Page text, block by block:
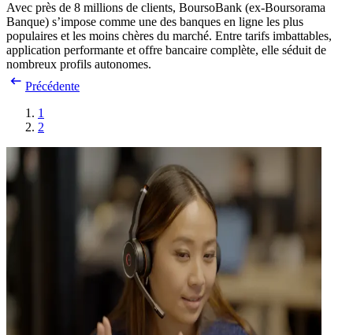
Avec près de 8 millions de clients, BoursoBank (ex-Boursorama
Banque) s’impose comme une des banques en ligne les plus
populaires et les moins chères du marché. Entre tarifs imbattables,
application performante et offre bancaire complète, elle séduit de
nombreux profils autonomes.
Précédente
1
2